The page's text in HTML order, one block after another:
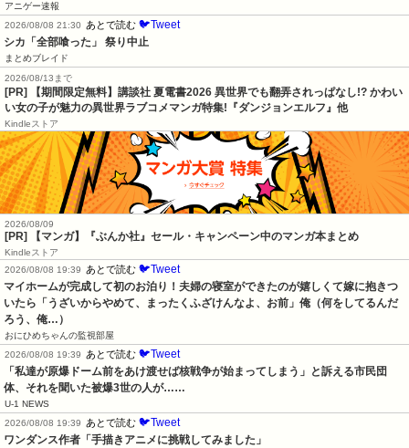
アニゲー速報
2026/08/08 21:30
あとで読む 🐦Tweet
シカ「全部喰った」 祭り中止
まとめブレイド
2026/08/13まで
[PR] 【期間限定無料】講談社 夏電書2026 異世界でも翻弄されっぱなし!? かわい
い女の子が魅力の異世界ラブコメマンガ特集!『ダンジョンエルフ』他
Kindleストア
2026/08/09
[PR] 【マンガ】『ぶんか社』セール・キャンペーン中のマンガ本まとめ
Kindleストア
2026/08/08 19:39
あとで読む 🐦Tweet
マイホームが完成して初のお泊り！夫婦の寝室ができたのが嬉しくて嫁に抱きつ
いたら「うざいからやめて、まったくふざけんなよ、お前」俺（何をしてるんだ
ろう、俺…）
おにひめちゃんの監視部屋
2026/08/08 19:39
あとで読む 🐦Tweet
「私達が原爆ドーム前をあけ渡せば核戦争が始まってしまう」と訴える市民団
体、それを聞いた被爆3世の人が……
U-1 NEWS
2026/08/08 19:39
あとで読む 🐦Tweet
ワンダンス作者「手描きアニメに挑戦してみました」